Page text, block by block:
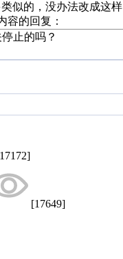
类似的，没办法改成
的回复：
止的吗？
[17649]